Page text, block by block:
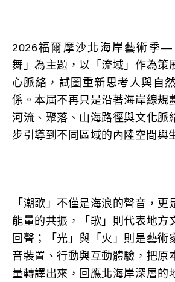
2026福爾摩沙北海岸藝術季
舞」為主題，以「流域」作為策
心脈絡，試圖重新思考人與自
係。本屆不再只是沿著海岸線規
河流、聚落、山海路徑與文化脈
步引導到不同區域的內陸空間與
「潮歌」不僅是海浪的聲音，更
能量的共振，「歌」則代表地方
回聲；「光」與「火」則是藝術
音裝置、行動與互動體驗，把原
量轉譯出來，回應北海岸深層的